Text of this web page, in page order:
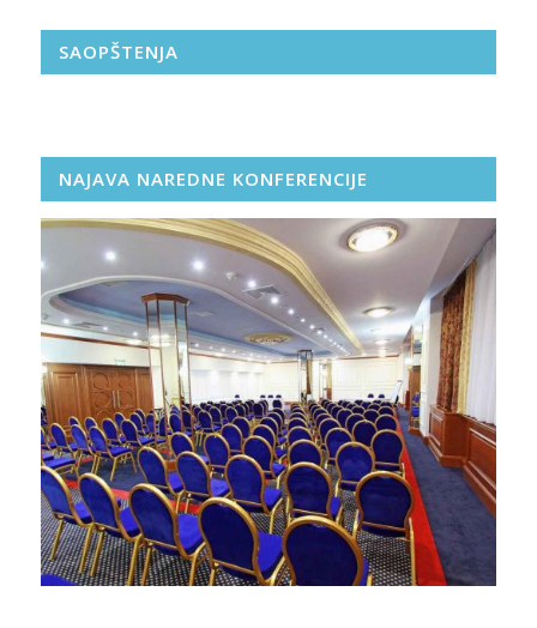
SAOPŠTENJA
NAJAVA NAREDNE KONFERENCIJE